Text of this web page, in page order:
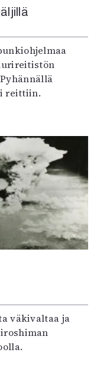
reittiin.
väkivaltaa ja